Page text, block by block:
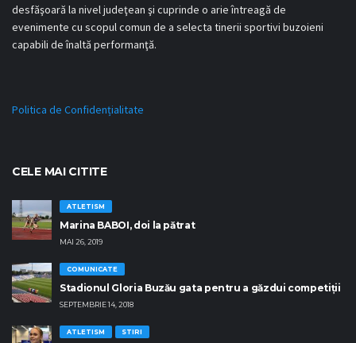
desfăşoară la nivel judeţean şi cuprinde o arie întreagă de
evenimente cu scopul comun de a selecta tinerii sportivi buzoieni
capabili de înaltă performanţă.
Politica de Confidențialitate
CELE MAI CITITE
ATLETISM
Marina BABOI, doi la pătrat
MAI 26, 2019
COMUNICATE
Stadionul Gloria Buzău gata pentru a găzdui competiţii
SEPTEMBRIE 14, 2018
ATLETISM STIRI